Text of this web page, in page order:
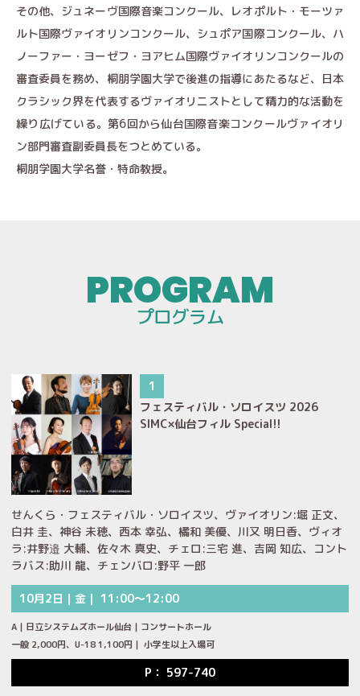
その他、ジュネーヴ国際音楽コンクール、レオポルト・モーツァ
ルト国際ヴァイオリンコンクール、シュポア国際コンクール、ハ
ノーファー・ヨーゼフ・ヨアヒム国際ヴァイオリンコンクールの
審査委員を務め、桐朋学園大学で後進の指導にあたるなど、日本
クラシック界を代表するヴァイオリニストとして精力的な活動を
繰り広げている。第6回から仙台国際音楽コンクールヴァイオリ
ン部門審査副委員長をつとめている。
桐朋学園大学名誉・特命教授。
プログラム
1
フェスティバル・ソロイスツ 2026
SIMC×仙台フィル Special!!
せんくら・フェスティバル・ソロイスツ、ヴァイオリン:堀 正文、
白井 圭、神谷 未穂、西本 幸弘、橘和 美優、川又 明日香、ヴィオ
ラ:井野邉 大輔、佐々木 真史、チェロ:三宅 進、吉岡 知広、コント
ラバス:助川 龍、チェンバロ:野平 一郎
10月2日｜金｜ 11:00～12:00
A｜日立システムズホール仙台｜コンサートホール
一般 2,000円、U-18 1,100円｜ 小学生以上入場可
P： 597-740